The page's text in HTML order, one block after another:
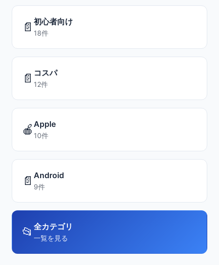
📄 初心者向け
18件
📄 コスパ
12件
🍎 Apple
10件
📄 Android
9件
📂 全カテゴリ
一覧を見る